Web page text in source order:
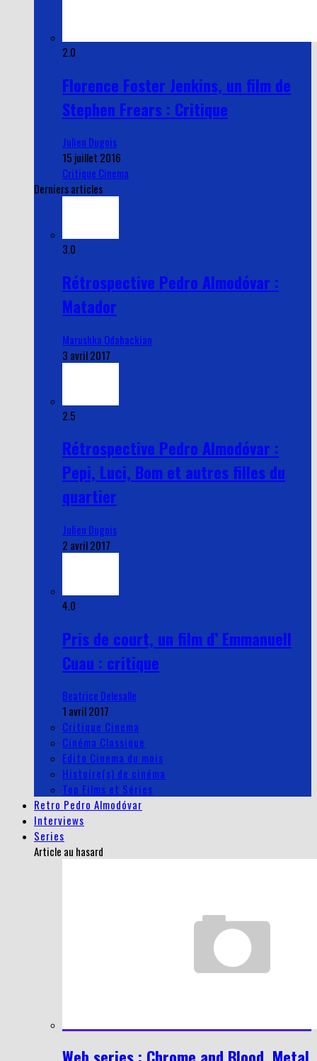
2.0
Florence Foster Jenkins, un film de
Stephen Frears : Critique
Julien Dugois
15 juillet 2016
Critique Cinema
Derniers articles
3.0
Rétrospective Pedro Almodóvar :
Matador
Marushka Odabackian
3 avril 2017
2.5
Rétrospective Pedro Almodóvar :
Pepi, Luci, Bom et autres filles du
quartier
Julien Dugois
2 avril 2017
4.0
Pris de court, un film d’ Emmanuell
Cuau : critique
Beatrice Delesalle
1 avril 2017
Critique Cinema
Cinéma Classique
Edito Cinema du mois
Histoire(s) de cinéma
Top Films et Séries
Retro Pedro Almodóvar
Interviews
Series
Article au hasard